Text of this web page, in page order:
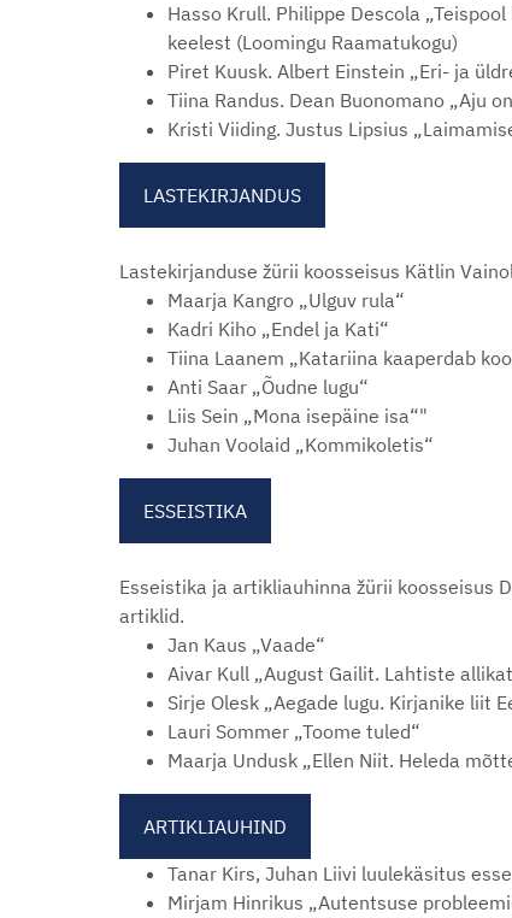
Hasso Krull. Philippe Descola
keelest (Loomingu Raamatukogu)
Piret Kuusk. Albert Einstein „Eri- ja
Tiina Randus. Dean Buonomano „Aju
Kristi Viiding. Justus Lipsius
LASTEKIRJANDUS
Lastekirjanduse žürii koosseisus Kätlin
Maarja Kangro „Ulguv rula“
Kadri Kiho „Endel ja Kati“
Tiina Laanem „Katariina kaaperdab
Anti Saar „Õudne lugu“
Liis Sein „Mona isepäine isa“"
Juhan Voolaid „Kommikoletis“
ESSEISTIKA
Esseistika ja artikliauhinna žürii koosseisus
artiklid.
Jan Kaus „Vaade“
Aivar Kull „August Gailit. Lahtiste
Sirje Olesk „Aegade lugu. Kirjanike liit
Lauri Sommer „Toome tuled“
Maarja Undusk „Ellen Niit. Heleda
ARTIKLIAUHIND
Tanar Kirs, Juhan Liivi luulekäsitus
Mirjam Hinrikus „Autentsuse